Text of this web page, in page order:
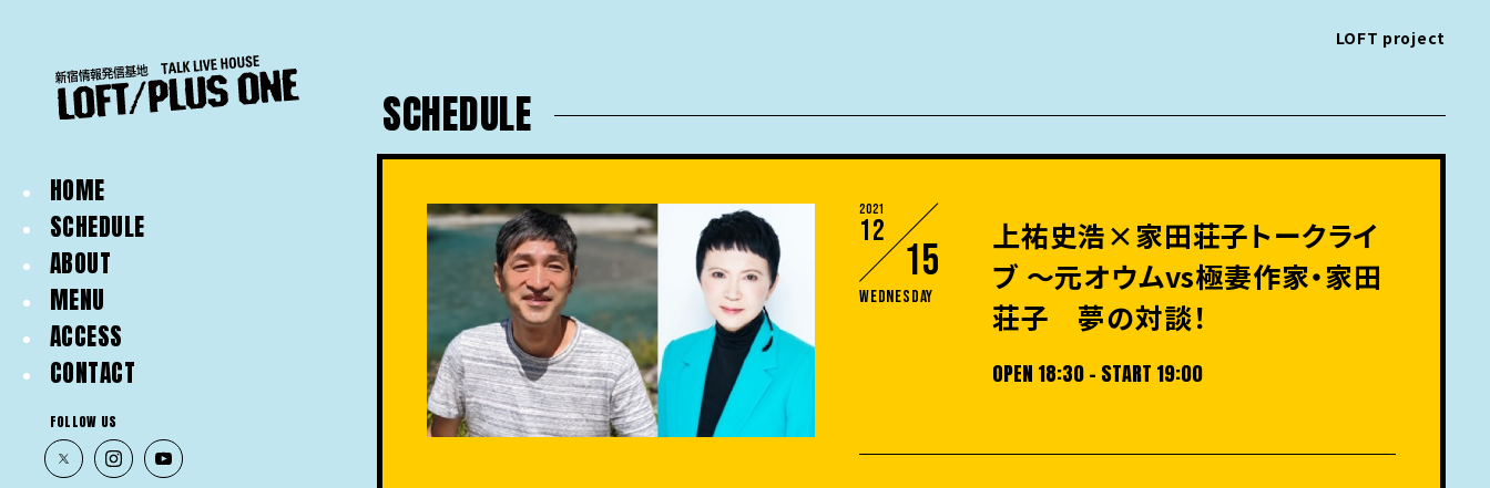
HOME
SCHEDULE
ABOUT
MENU
ACCESS
CONTACT
FOLLOW US
LOFT project
SCHEDULE
2021
12
15
Wednesday
上祐史浩×家田荘子トークライ
ブ 〜元オウムvs極妻作家・家田
荘子 夢の対談！
OPEN 18:30 - START 19:00